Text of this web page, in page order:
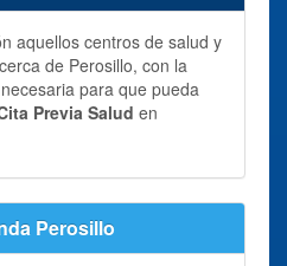
aquellos centros de salud y
de Perosillo, con la
para que pueda
Previa Salud en
Perosillo